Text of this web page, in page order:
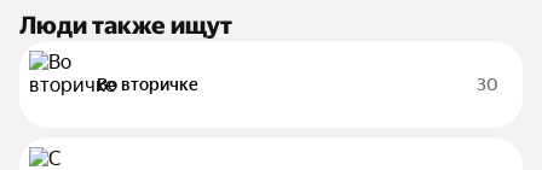
Люди также ищут
Во вторичке 30